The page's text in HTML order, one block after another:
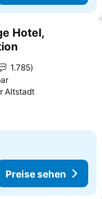
hinzufügen
Hotel,
1.785
AltstadtPreise sehen
Preise sehen